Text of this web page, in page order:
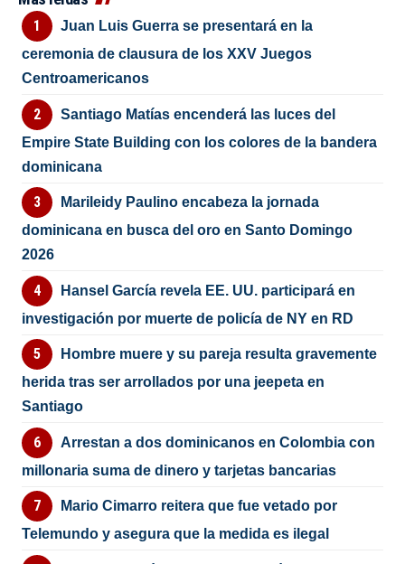
Juan Luis Guerra se presentará en la
ceremonia de clausura de los XXV Juegos
Centroamericanos
Santiago Matías encenderá las luces del
Empire State Building con los colores de la bandera
dominicana
Marileidy Paulino encabeza la jornada
dominicana en busca del oro en Santo Domingo
2026
Hansel García revela EE. UU. participará en
investigación por muerte de policía de NY en RD
Hombre muere y su pareja resulta gravemente
herida tras ser arrollados por una jeepeta en
Santiago
Arrestan a dos dominicanos en Colombia con
millonaria suma de dinero y tarjetas bancarias
Mario Cimarro reitera que fue vetado por
Telemundo y asegura que la medida es ilegal